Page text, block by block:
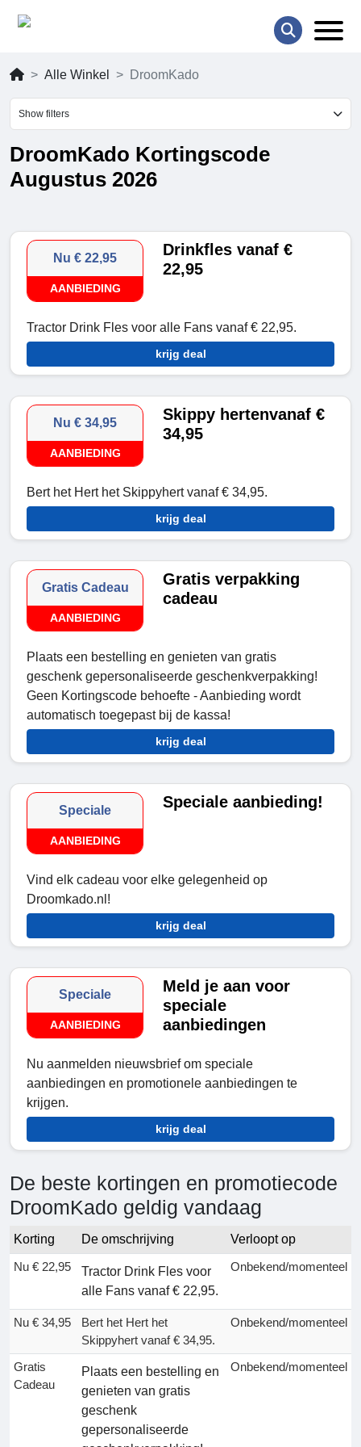
Alle Winkel DroomKado
Show filters
DroomKado Kortingscode
Augustus 2026
Nu € 22,95
AANBIEDING
Drinkfles vanaf €
22,95
Tractor Drink Fles voor alle Fans vanaf € 22,95.
krijg deal
Nu € 34,95
AANBIEDING
Skippy hertenvanaf €
34,95
Bert het Hert het Skippyhert vanaf € 34,95.
krijg deal
Gratis Cadeau
AANBIEDING
Gratis verpakking
cadeau
Plaats een bestelling en genieten van gratis
geschenk gepersonaliseerde geschenkverpakking!
Geen Kortingscode behoefte - Aanbieding wordt
automatisch toegepast bij de kassa!
krijg deal
Speciale
AANBIEDING
Speciale aanbieding!
Vind elk cadeau voor elke gelegenheid op
Droomkado.nl!
krijg deal
Speciale
AANBIEDING
Meld je aan voor
speciale
aanbiedingen
Nu aanmelden nieuwsbrief om speciale
aanbiedingen en promotionele aanbiedingen te
krijgen.
krijg deal
De beste kortingen en promotiecode
DroomKado geldig vandaag
Korting De omschrijving
Verloopt op
Nu € 22,95
Tractor Drink Fles voor
alle Fans vanaf € 22,95.
Onbekend/momenteel
Nu € 34,95
Bert het Hert het
Skippyhert vanaf € 34,95.
Onbekend/momenteel
Gratis
Cadeau
Plaats een bestelling en
genieten van gratis
geschenk
gepersonaliseerde
Onbekend/momenteel